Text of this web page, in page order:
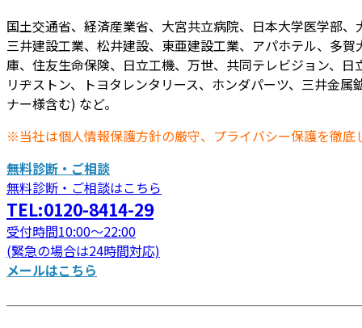
国土交通省、経済産業省、大宮共立病院、日本大学医学部
三井建設工業、松井建設、東亜建設工業、アパホテル、多
庫、住友生命保険、日立工機、万世、共同テレビジョン、
リヂストン、トヨタレンタリース、ホンダパーツ、三井金
ナー様含む) など。
※当社は個人情報保護方針の厳守、プライバシー保護を徹底
無料診断・ご相談
無料診断・ご相談はこちら
TEL:0120-8414-29
受付時間10:00～22:00
(緊急の場合は24時間対応)
メールはこちら